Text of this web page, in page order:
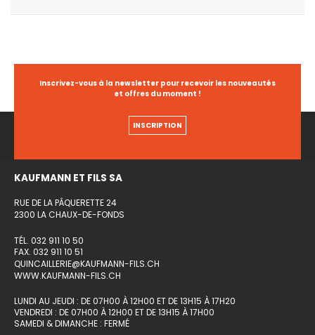
Inscrivez-vous à la newsletter pour recevoir les nouveautés
et offres du moment !
INSCRIPTION
KAUFMANN ET FILS SA
RUE DE LA PÂQUERETTE 24
2300 LA CHAUX-DE-FONDS
TÉL. 032 911 10 50
FAX. 032 911 10 51
QUINCAILLERIE@KAUFMANN-FILS.CH
WWW.KAUFMANN-FILS.CH
LUNDI AU JEUDI : DE 07H00 À 12H00 ET DE 13H15 À 17H20
VENDREDI : DE 07H00 À 12H00 ET DE 13H15 À 17H00
SAMEDI & DIMANCHE : FERMÉ